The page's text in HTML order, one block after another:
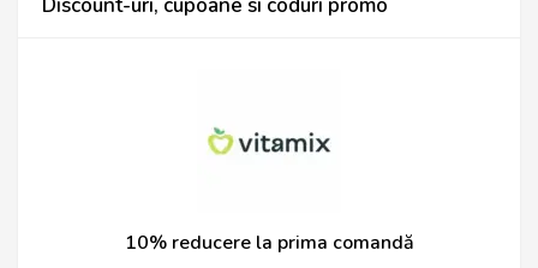
10% reducere la prima comandă